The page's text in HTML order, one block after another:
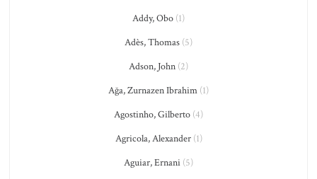
Addy, Obo (1)
Adès, Thomas (5)
Adson, John (2)
Ağa, Zurnazen Ibrahim (1)
Agostinho, Gilberto (4)
Agricola, Alexander(1)
Aguiar, Ernani (5)